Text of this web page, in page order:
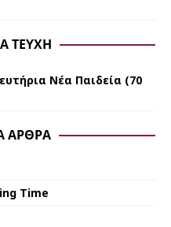
ΤΕΎΧΗ
Νέα Παιδεία (70
ΆΡΘΡΑ
Time